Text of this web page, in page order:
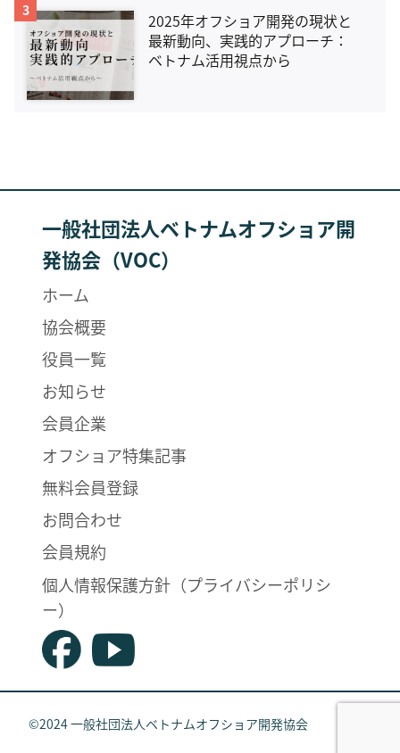
3
2025年オフショア開発の現状と
最新動向、実践的アプローチ：
ベトナム活用視点から
一般社団法人ベトナムオフショア開
発協会（VOC）
ホーム
協会概要
役員一覧
お知らせ
会員企業
オフショア特集記事
無料会員登録
お問合わせ
会員規約
個人情報保護方針（プライバシーポリシ
ー）
©2024 一般社団法人ベトナムオフショア開発協会